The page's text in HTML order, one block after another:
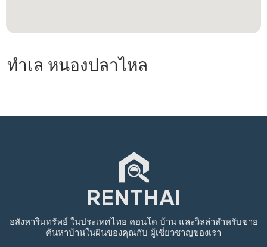
ทำเล หนองปลาไหล
อสังหาริมทรัพย์ ในประเทศไทย คอนโด บ้าน และวิลล่าสำหรับขาย
ค้นหาบ้านในฝันของคุณกับ ผู้เชี่ยวชาญของเรา